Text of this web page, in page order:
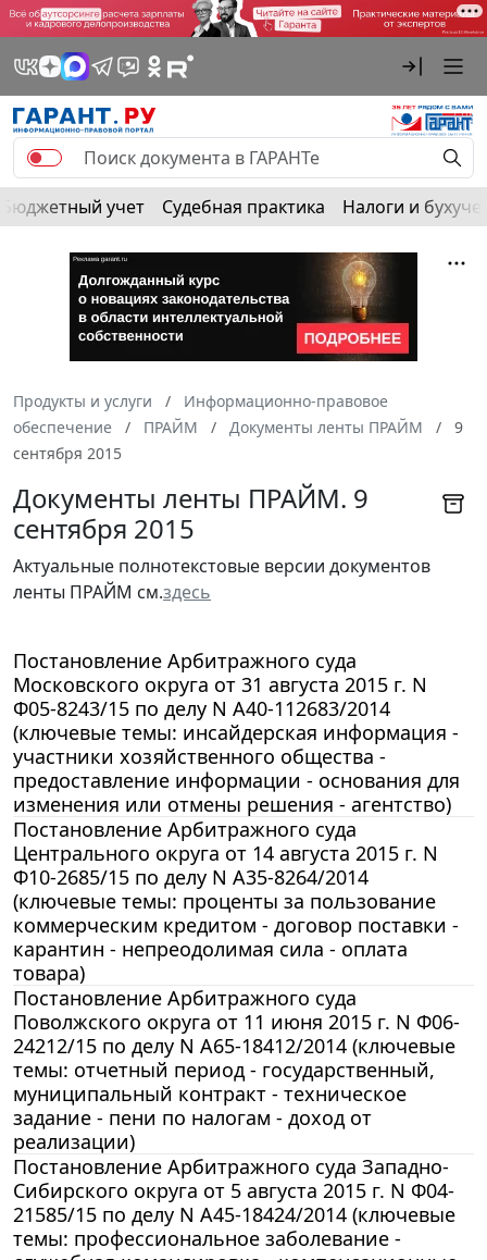
Бюджетный учет Судебная практика Налоги и
Продукты и услуги
Информационно-правовое
обеспечение
ПРАЙМ Документы ленты ПРАЙМ
9
сентября 2015
Документы ленты ПРАЙМ. 9
сентября 2015
Актуальные полнотекстовые версии документов
ленты ПРАЙМ см.здесь
Постановление Арбитражного суда
Московского округа от 31 августа 2015 г. N
Ф05-8243/15 по делу N А40-112683/2014
(ключевые темы: инсайдерская информация -
участники хозяйственного общества -
предоставление информации - основания для
изменения или отмены решения - агентство)
Постановление Арбитражного суда
Центрального округа от 14 августа 2015 г. N
Ф10-2685/15 по делу N А35-8264/2014
(ключевые темы: проценты за пользование
коммерческим кредитом - договор поставки -
карантин - непреодолимая сила - оплата
товара)
Постановление Арбитражного суда
Поволжского округа от 11 июня 2015 г. N Ф06-
24212/15 по делу N А65-18412/2014 (ключевые
темы: отчетный период - государственный,
муниципальный контракт - техническое
задание - пени по налогам - доход от
реализации)
Постановление Арбитражного суда Западно-
Сибирского округа от 5 августа 2015 г. N Ф04-
21585/15 по делу N А45-18424/2014 (ключевые
темы: профессиональное заболевание -